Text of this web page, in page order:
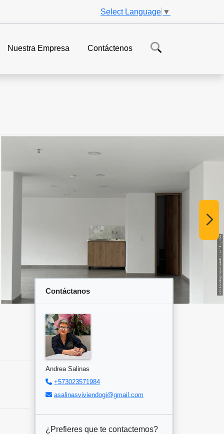
Select Language ▼
Nuestra Empresa Contáctenos
Contáctanos
Andrea Salinas
+573023571984
asalinasviviendogi@gmail.com
¿Prefieres que te contactemos?